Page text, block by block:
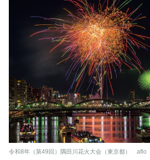
令和8年（第49回）隅田川花火大会（東京都） aflo